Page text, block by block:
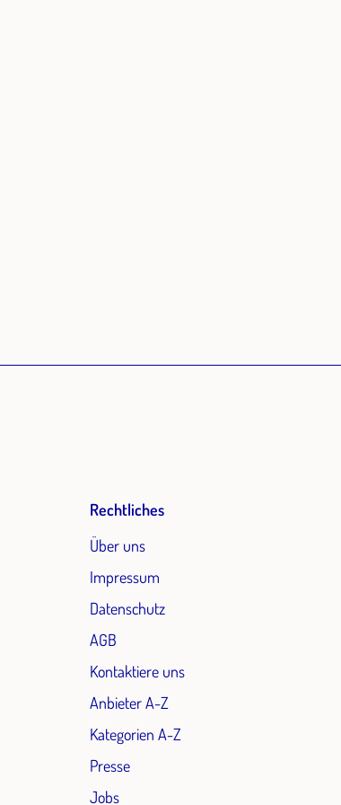
Rechtliches
Über uns
Impressum
Datenschutz
AGB
Kontaktiere uns
Anbieter A-Z
Kategorien A-Z
Presse
Jobs